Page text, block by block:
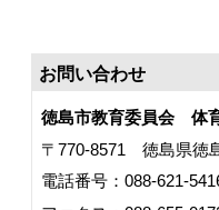
お問い合わせ
徳島市教育委員会 体
〒770-8571 徳島県徳
電話番号：088-621-